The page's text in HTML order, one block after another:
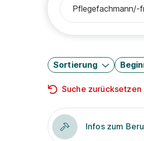
Sortierung
Suche zurücksetzen
Infos zum